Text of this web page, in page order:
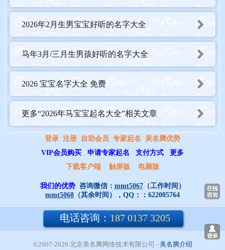
☐（迅诚） ☐（莯凯） ☐（骏皓） ☐（达宇）
☐（柏谦） ☐（灿泽） ☐（逸杰） ☐（艺霖）
☐（腾彬） ☐（苇彰） ☐（驰恒） ☐（枫诚）
☐（炎杰） ☐（萱谦） ☐（骏恒） ☐（达霖）
☐（逸彰） ☐（柏泽） ☐（腾凯） ☐（艺诚）
☐（驰皓） ☐（枫泽） ☐（茂杰） ☐（焕谦）
☐（迅恒） ☐（莯轩） ☐（骏泽） ☐（达诚）
☐（柏凯） ☐（灿诚） ☐（逸恒） ☐（艺泽）
2026年2月生男宝宝好听的名字大全
马年3月/三月生男孩好听的名字大全
2026 宝宝名字大全 免费
更多“2026年马宝宝起名大全”相关文章
登录 注册 自助会员 专家起名 美名腾优势
VIP会员购买
申请专家起名 支付方式
更多
下载客户端
触屏版 电脑版
我们的优势 咨询微信： mmt5067（工作时间）
mmt5068 （其余时间），QQ：： 622005764
电话咨询： 187 0137 3205
©2007-2026 北京美名腾网络技术有限公司 - 美名腾介绍